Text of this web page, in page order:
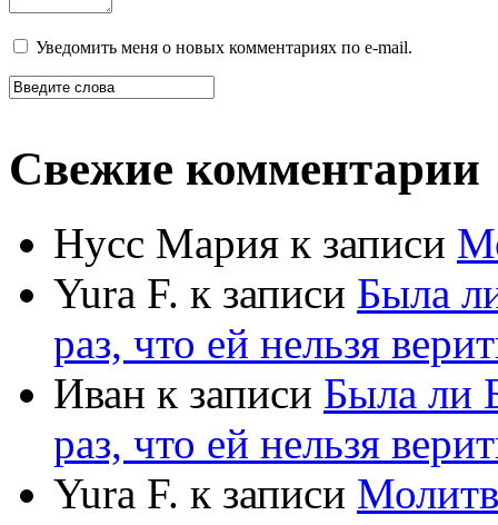
Уведомить меня о новых комментариях по e-mail.
Свежие комментарии
Нусс Мария к записи
Yura F. к записи Была
раз, что ей нельзя
Иван к записи Была ли
раз, что ей нельзя
Yura F. к записи